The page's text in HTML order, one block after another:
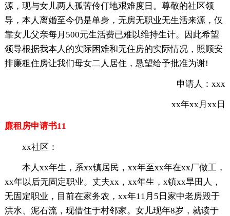
源，现与女儿两人孤苦伶仃地艰难度日。尊敬的社区领
导，本人离婚至今仍是单身，无房无职业无生活来源，仅
靠女儿父亲每月500元生活费已难以维持生计。因此希望
领导根据我本人的实际困难和无住房的实际情况，照顾安
排廉租住房让我们母女二人居住，恳望给予批准为谢!
申请人：xxx
xx年xx月xx日
廉租房申请书11
xx社区：
本人xx年生，系xx镇居民，xx年至xx年在xx厂做工，
xx年以后无固定职业。丈夫xx，xx年生，x镇xx旱田人，
无固定职业，目前在家务农，xx年11月5日家中老房毁于
洪水、泥石流，现借住于村邻家。女儿现年8岁，就读于